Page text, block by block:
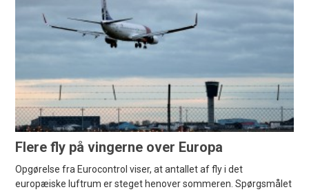
Flere fly på vingerne over Europa
Opgørelse fra Eurocontrol viser, at antallet af fly i det
europæiske luftrum er steget henover sommeren. Spørgsmålet